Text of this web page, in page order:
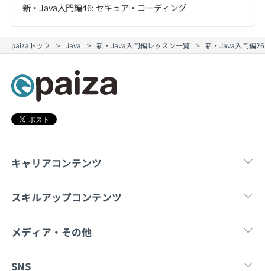
新・Java入門編46: セキュア・コーディング
paizaトップ Java 新・Java入門編レッスン一覧 新・Java入門編
キャリアコンテンツ
転職・キャリア 新卒就
スキルアップコンテンツ
学習 マンガ・ゲーム
メディア・その他
Tech Team Journal note
SNS